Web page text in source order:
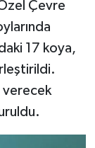
Çevre
17 koya,